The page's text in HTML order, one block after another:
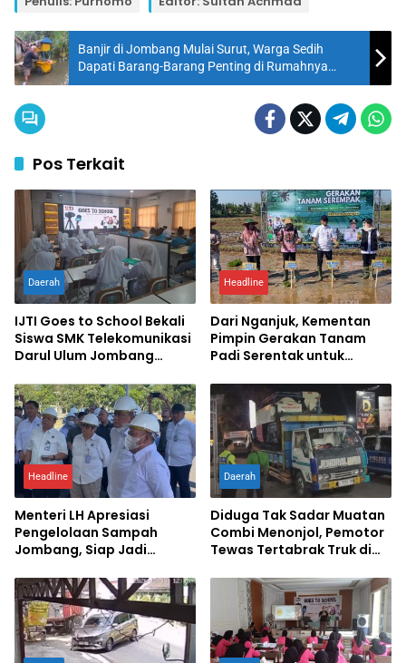
Banjir di Jombang Mulai Surut, Warga Sedih
Dapati Barang-Barang Penting di Rumahnya
Rusak
Pos Terkait
Daerah
IJTI Goes to School Bekali
Siswa SMK Telekomunikasi
Darul Ulum Jombang
Headline
Dari Nganjuk, Kementan
Pimpin Gerakan Tanam
Padi Serentak untuk
Pangan
Headline
Menteri LH Apresiasi
Pengelolaan Sampah
Jombang, Siap Jadi
Daerah
Diduga Tak Sadar Muatan
Combi Menonjol, Pemotor
Tewas Tertabrak Truk di